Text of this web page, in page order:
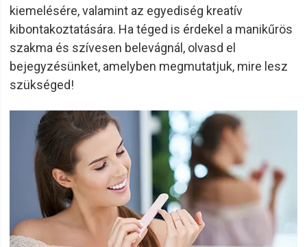
kiemelésére, valamint az egyediség kreatív
kibontakoztatására. Ha téged is érdekel a manikűrös
szakma és szívesen belevágnál, olvasd el
bejegyzésünket, amelyben megmutatjuk, mire lesz
szükséged!